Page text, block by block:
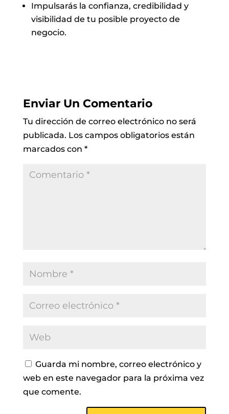
Impulsarás la confianza, credibilidad y
visibilidad de tu posible proyecto de
negocio.
Enviar Un Comentario
Tu dirección de correo electrónico no será
publicada. Los campos obligatorios están
marcados con *
Guarda mi nombre, correo electrónico y
web en este navegador para la próxima vez
que comente.